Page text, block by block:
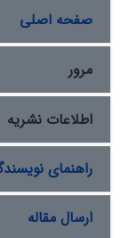
صفحه اصلی
مرور
اطلاعات نشریه
راهنمای
ارسال مقاله